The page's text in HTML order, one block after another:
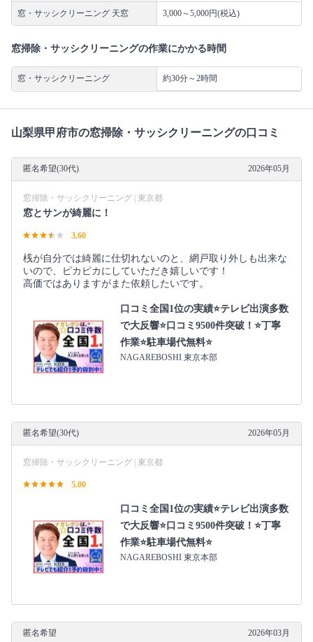
窓・サッシクリーニング 天窓 3,000～5,000円(税込)
窓掃除・サッシクリーニングの作業にかかる時間
窓・サッシクリーニング 約30分～2時間
山梨県甲府市の窓掃除・サッシクリーニングの口コミ
匿名希望(30代) 2026年05月
窓掃除・サッシクリーニング | 東京都
窓とサンが綺麗に！
3.60
桟が自分では綺麗に仕切れないのと、網戸取り外しも出来な
いので、ピカピカにしていただき嬉しいです！
高価ではありますがまた依頼したいです。
口コミ全国1位の実績⭐テレビ出演多数
で大反響⭐口コミ9500件突破！⭐丁寧
作業⭐駐車場代無料⭐
NAGAREBOSHI 東京本部
匿名希望(30代) 2026年05月
窓掃除・サッシクリーニング | 東京都
5.00
口コミ全国1位の実績⭐テレビ出演多数
で大反響⭐口コミ9500件突破！⭐丁寧
作業⭐駐車場代無料⭐
NAGAREBOSHI 東京本部
匿名希望 2026年03月